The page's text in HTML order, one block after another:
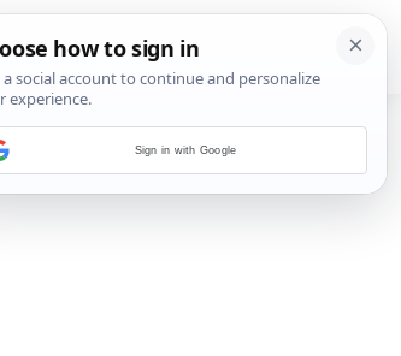
Sign in with Google